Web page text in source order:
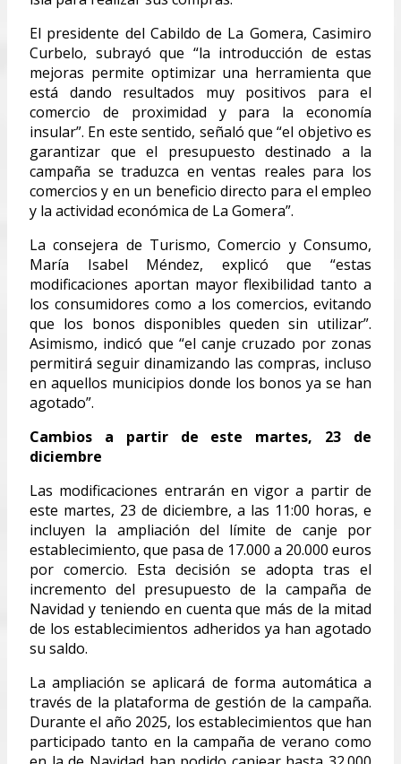
El presidente del Cabildo de La Gomera, Casimiro
Curbelo, subrayó que “la introducción de estas
mejoras permite optimizar una herramienta que
está dando resultados muy positivos para el
comercio de proximidad y para la economía
insular”. En este sentido, señaló que “el objetivo es
garantizar que el presupuesto destinado a la
campaña se traduzca en ventas reales para los
comercios y en un beneficio directo para el empleo
y la actividad económica de La Gomera”.
La consejera de Turismo, Comercio y Consumo,
María Isabel Méndez, explicó que “estas
modificaciones aportan mayor flexibilidad tanto a
los consumidores como a los comercios, evitando
que los bonos disponibles queden sin utilizar”.
Asimismo, indicó que “el canje cruzado por zonas
permitirá seguir dinamizando las compras, incluso
en aquellos municipios donde los bonos ya se han
agotado”.
Cambios a partir de este martes, 23 de
diciembre
Las modificaciones entrarán en vigor a partir de
este martes, 23 de diciembre, a las 11:00 horas, e
incluyen la ampliación del límite de canje por
establecimiento, que pasa de 17.000 a 20.000 euros
por comercio. Esta decisión se adopta tras el
incremento del presupuesto de la campaña de
Navidad y teniendo en cuenta que más de la mitad
de los establecimientos adheridos ya han agotado
su saldo.
La ampliación se aplicará de forma automática a
través de la plataforma de gestión de la campaña.
Durante el año 2025, los establecimientos que han
participado tanto en la campaña de verano como